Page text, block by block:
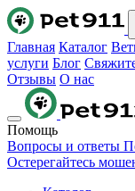
Главная Каталог
услуги Блог
Отзывы О нас
Помощь
Вопросы и ответы
Остерегайтесь